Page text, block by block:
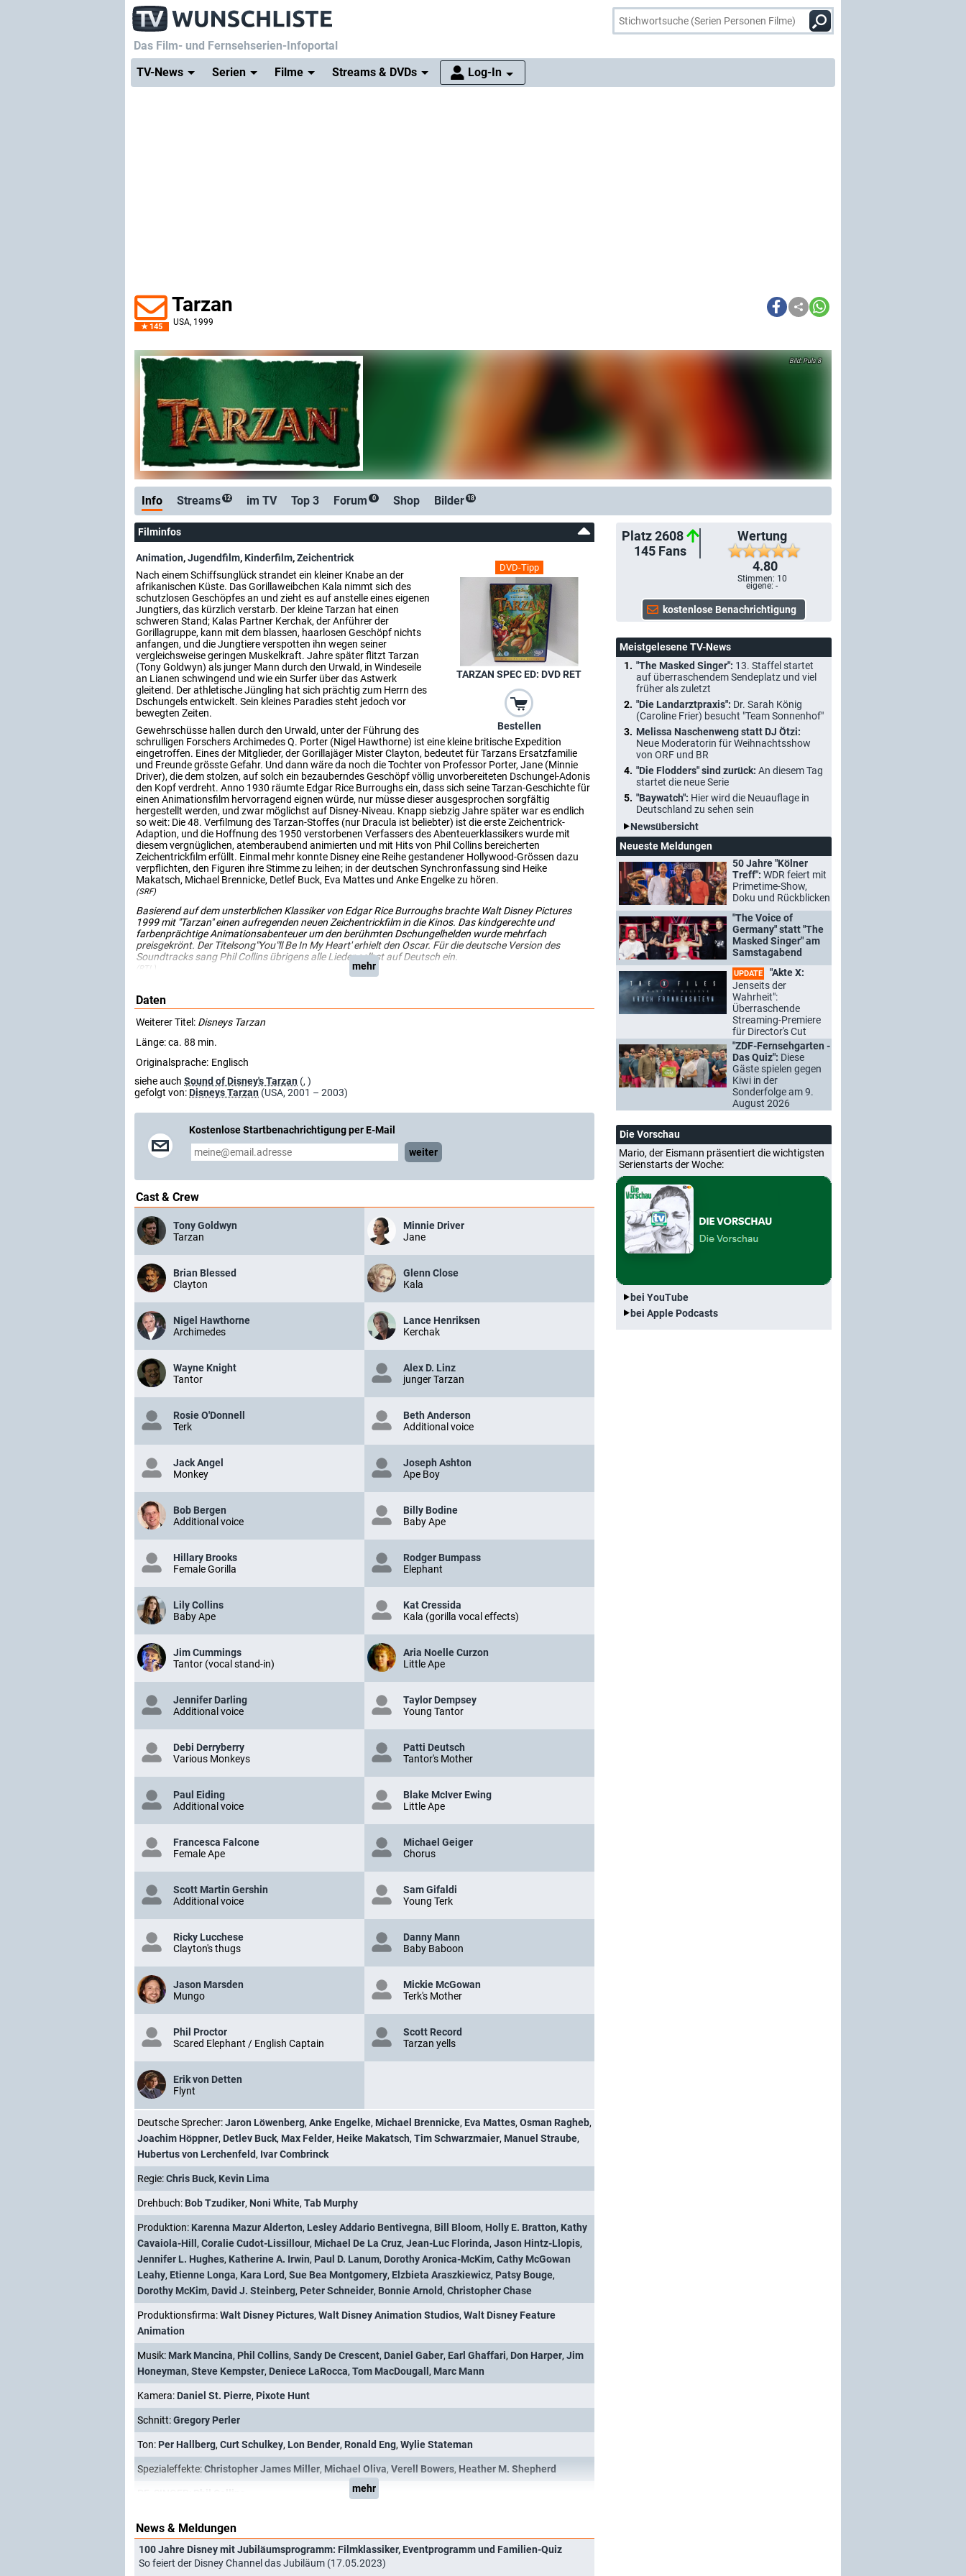
Das Film- und Fernsehserien-Infoportal
TV-News
Serien Filme Streams & DVDs Log-In
145
Tarzan
USA, 1999
Puls 8
Info Streams 12 im TV Top 3 Forum 0 Shop Bilder 18
Platz 2608
145 Fans
Wertung
4.80
Stimmen: 10
eigene: -
Filminfos
DVD-Tipp
TARZAN SPEC ED: DVD RET
Bestellen
Animation,Jugendfilm,Kinderfilm,Zeichentrick
Nach einem Schiffsunglück strandet ein kleiner Knabe an der
afrikanischen Küste. Das Gorillaweibchen Kala nimmt sich des
schutzlosen Geschöpfes an und zieht es auf anstelle eines eigenen
Jungtiers, das kürzlich verstarb. Der kleine Tarzan hat einen
schweren Stand; Kalas Partner Kerchak, der Anführer der
Gorillagruppe, kann mit dem blassen, haarlosen Geschöpf nichts
anfangen, und die Jungtiere verspotten ihn wegen seiner
vergleichsweise geringen Muskelkraft. Jahre später flitzt Tarzan
(Tony Goldwyn) als junger Mann durch den Urwald, in Windeseile
an Lianen schwingend und wie ein Surfer über das Astwerk
gleitend. Der athletische Jüngling hat sich prächtig zum Herrn des
Dschungels entwickelt. Sein kleines Paradies steht jedoch vor
bewegten Zeiten.
Gewehrschüsse hallen durch den Urwald, unter der Führung des
schrulligen Forschers Archimedes Q. Porter (Nigel Hawthorne) ist eine kleine britische Expedition
eingetroffen. Eines der Mitglieder, der Gorillajäger Mister Clayton, bedeutet für Tarzans Ersatzfamilie
und Freunde grösste Gefahr. Und dann wäre da noch die Tochter von Professor Porter, Jane (Minnie
Driver), die dem stolzen, auf solch ein bezauberndes Geschöpf völlig unvorbereiteten Dschungel-Adonis
den Kopf verdreht. Anno 1930 räumte Edgar Rice Burroughs ein, dass sich seine Tarzan-Geschichte für
einen Animationsfilm hervorragend eignen würde, nur müsse dieser ausgesprochen sorgfältig
hergestellt werden, und zwar möglichst auf Disney-Niveau. Knapp siebzig Jahre später war es endlich
so weit: Die 48. Verfilmung des Tarzan-Stoffes (nur Dracula ist beliebter) ist die erste Zeichentrick-
Adaption, und die Hoffnung des 1950 verstorbenen Verfassers des Abenteuerklassikers wurde mit
diesem vergnüglichen, atemberaubend animierten und mit Hits von Phil Collins bereicherten
Zeichentrickfilm erfüllt. Einmal mehr konnte Disney eine Reihe gestandener Hollywood-Grössen dazu
verpflichten, den Figuren ihre Stimme zu leihen; in der deutschen Synchronfassung sind Heike
Makatsch, Michael Brennicke, Detlef Buck, Eva Mattes und Anke Engelke zu hören.
(SRF)
Basierend auf dem unsterblichen Klassiker von Edgar Rice Burroughs brachte Walt Disney Pictures
1999 mit "Tarzan" einen aufregenden neuen Zeichentrickfilm in die Kinos. Das kindgerechte und
farbenprächtige Animationsabenteuer um den berühmten Dschungelhelden wurde mehrfach
preisgekrönt. Der Titelsong"You"ll Be In My Heart' erhielt den Oscar. Für die deutsche Version des
Soundtracks sang Phil Collins übrigens alle Lieder selbst auf Deutsch ein.
(RTL) mehr
Daten
Weiterer Titel: Disneys Tarzan
Länge: ca. 88 min.
Originalsprache: Englisch
siehe auch Sound of Disney's Tarzan (, )
gefolgt von:Disneys Tarzan (USA, 2001 – 2003)
Kostenlose Startbenachrichtigung per E-Mail
weiter
Cast & Crew
Tony Goldwyn
Tarzan
Minnie Driver
Jane
Brian Blessed
Clayton
Glenn Close
Kala
Nigel Hawthorne
Archimedes
Lance Henriksen
Kerchak
Wayne Knight
Tantor
Alex D. Linz
junger Tarzan
Rosie O'Donnell
Terk
Beth Anderson
Additional voice
Jack Angel
Monkey
Joseph Ashton
Ape Boy
Bob Bergen
Additional voice
Billy Bodine
Baby Ape
Hillary Brooks
Female Gorilla
Rodger Bumpass
Elephant
Lily Collins
Baby Ape
Kat Cressida
Kala (gorilla vocal effects)
Jim Cummings
Tantor (vocal stand-in)
Aria Noelle Curzon
Little Ape
Jennifer Darling
Additional voice
Taylor Dempsey
Young Tantor
Debi Derryberry
Various Monkeys
Patti Deutsch
Tantor's Mother
Paul Eiding
Additional voice
Blake McIver Ewing
Little Ape
Francesca Falcone
Female Ape
Michael Geiger
Chorus
Scott Martin Gershin
Additional voice
Sam Gifaldi
Young Terk
Ricky Lucchese
Clayton's thugs
Danny Mann
Baby Baboon
Jason Marsden
Mungo
Mickie McGowan
Terk's Mother
Phil Proctor
Scared Elephant / English Captain
Scott Record
Tarzan yells
Erik von Detten
Flynt
Deutsche Sprecher:Jaron Löwenberg, Anke Engelke, Michael Brennicke, Eva Mattes, Osman Ragheb,
Joachim Höppner, Detlev Buck, Max Felder, Heike Makatsch, Tim Schwarzmaier, Manuel Straube,
Hubertus von Lerchenfeld, Ivar Combrinck
Regie:Chris Buck, Kevin Lima
Drehbuch: Bob Tzudiker, Noni White, Tab Murphy
Produktion: Karenna Mazur Alderton, Lesley Addario Bentivegna, Bill Bloom, Holly E. Bratton, Kathy
Cavaiola-Hill , Coralie Cudot-Lissillour, Michael De La Cruz, Jean-Luc Florinda, Jason Hintz-Llopis,
Jennifer L. Hughes, Katherine A. Irwin, Paul D. Lanum, Dorothy Aronica-McKim, Cathy McGowan
Leahy, Etienne Longa, Kara Lord , Sue Bea Montgomery, Elzbieta Araszkiewicz, Patsy Bouge,
Dorothy McKim, David J. Steinberg, Peter Schneider, Bonnie Arnold , Christopher Chase
Produktionsfirma:Walt Disney Pictures, Walt Disney Animation Studios, Walt Disney Feature
Animation
Musik: Mark Mancina, Phil Collins, Sandy De Crescent, Daniel Gaber, Earl Ghaffari, Don Harper, Jim
Honeyman, Steve Kempster, Deniece LaRocca, Tom MacDougall , Marc Mann
Kamera: Daniel St. Pierre, Pixote Hunt
Schnitt:Gregory Perler
Ton: Per Hallberg, Curt Schulkey, Lon Bender, Ronald Eng, Wylie Stateman
Spezialeffekte:Christopher James Miller, Michael Oliva, Verell Bowers, Heather M. Shepherd
mehr
News & Meldungen
100 Jahre Disney mit Jubiläumsprogramm: Filmklassiker, Eventprogramm und Familien-Quiz
So feiert der Disney Channel das Jubiläum (17.05.2023)
Meistgelesene TV-News
"The Masked Singer": 13. Staffel startet
auf überraschendem Sendeplatz und viel
früher als zuletzt
"Die Landarztpraxis": Dr. Sarah König
(Caroline Frier) besucht "Team Sonnenhof"
Melissa Naschenweng statt DJ Ötzi:
Neue Moderatorin für Weihnachtsshow
von ORF und BR
"Die Flodders" sind zurück: An diesem Tag
startet die neue Serie
"Baywatch": Hier wird die Neuauflage in
Deutschland zu sehen sein
Newsübersicht
Neueste Meldungen
50 Jahre "Kölner
Treff": WDR feiert mit
Primetime-Show,
Doku und Rückblicken
"The Voice of
Germany" statt "The
Masked Singer" am
Samstagabend
UPDATE
"Akte X:
Jenseits der
Wahrheit":
Überraschende
Streaming-Premiere
für Director's Cut
"ZDF-Fernsehgarten -
Das Quiz": Diese
Gäste spielen gegen
Kiwi in der
Sonderfolge am 9.
August 2026
Die Vorschau
Mario, der Eismann präsentiert die wichtigsten
Serienstarts der Woche:
bei YouTube
bei Apple Podcasts